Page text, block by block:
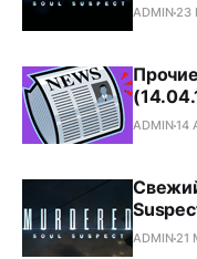
ADMIN 23
ADMIN14
ADMIN 21